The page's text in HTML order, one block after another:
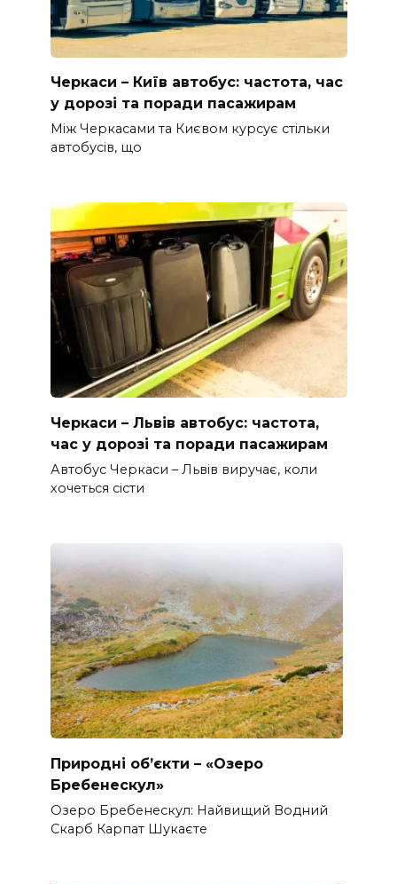
Черкаси – Київ автобус: частота, час
у дорозі та поради пасажирам
Між Черкасами та Києвом курсує стільки
автобусів, що
Черкаси – Львів автобус: частота,
час у дорозі та поради пасажирам
Автобус Черкаси – Львів виручає, коли
хочеться сісти
Природні об’єкти – «Озеро
Бребенескул»
Озеро Бребенескул: Найвищий Водний
Скарб Карпат Шукаєте